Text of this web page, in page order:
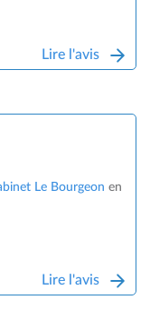
Lire l'avis
Le Bourgeon en
Lire l'avis